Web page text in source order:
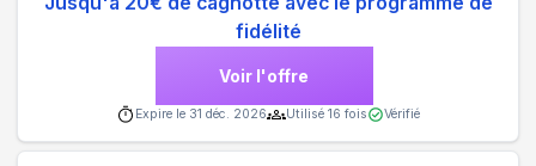
fidélité
Voir l'offre
Expire le 31 déc. 2026 Utilisé 16 fois Vérifié